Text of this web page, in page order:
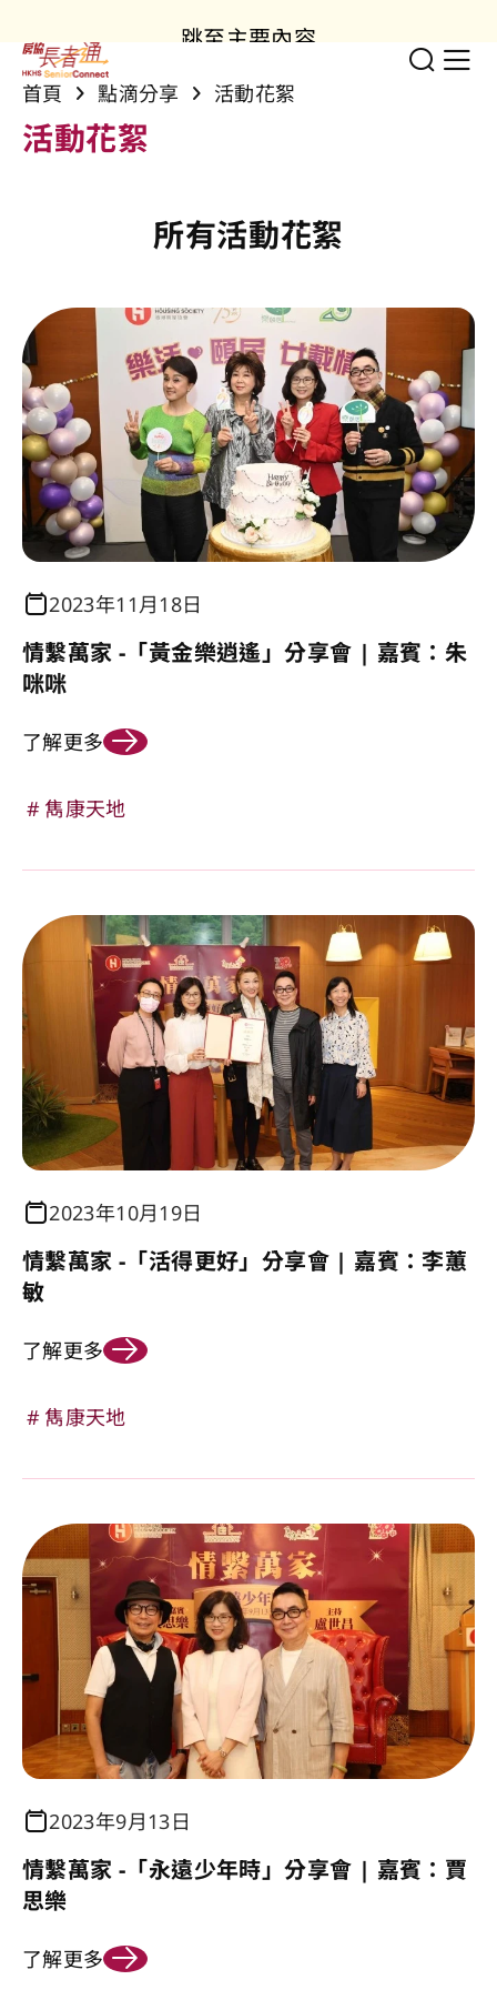
跳至主要內容
切換
顯
首頁 點滴分享 活動花絮
活動花絮
所有活動花絮
2023年11月18日
情繫萬家 -「黃金樂逍遙」分享會 | 嘉賓：朱
咪咪
了解更多
雋康天地
2023年10月19日
情繫萬家 -「活得更好」分享會 | 嘉賓：李蕙
敏
了解更多
雋康天地
2023年9月13日
情繫萬家 -「永遠少年時」分享會 | 嘉賓：賈
思樂
了解更多